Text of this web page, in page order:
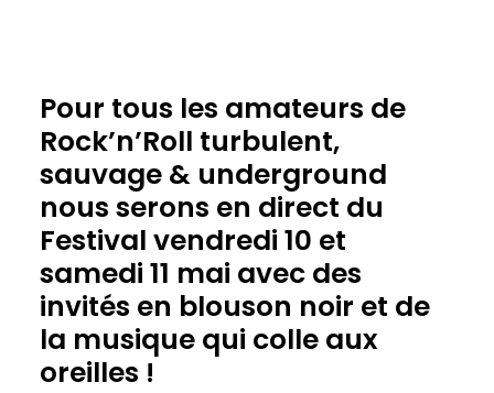
Pour tous les amateurs de
Rock’n’Roll turbulent,
sauvage & underground
nous serons en direct du
Festival vendredi 10 et
samedi 11 mai avec des
invités en blouson noir et de
la musique qui colle aux
oreilles !